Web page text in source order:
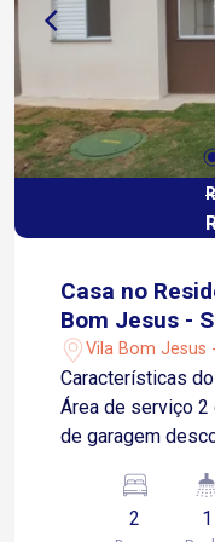
Washington Luiz
Casa no
Bom Jesus -
Vila Bom Jesus
Características do imóvel: Sala
Área de serviço 2
de garagem descoberta Apenas
do Ipatinga Cerca de 10 minutos da Avenida
2 1